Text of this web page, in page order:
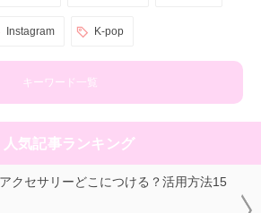
Instagram K-pop
キーワード一覧
人気記事ランキング
クセサリーどこにつける？活用方法15